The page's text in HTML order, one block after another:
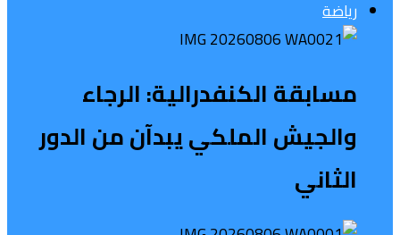
رياضة
مسابقة الكنفدرالية: الرجاء
والجيش الملكي يبدآن من الدور
الثاني